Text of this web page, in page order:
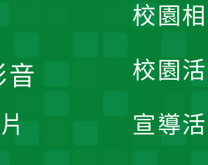
校園
校園
宣導
音